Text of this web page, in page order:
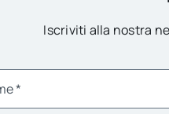
Iscriviti alla nostra